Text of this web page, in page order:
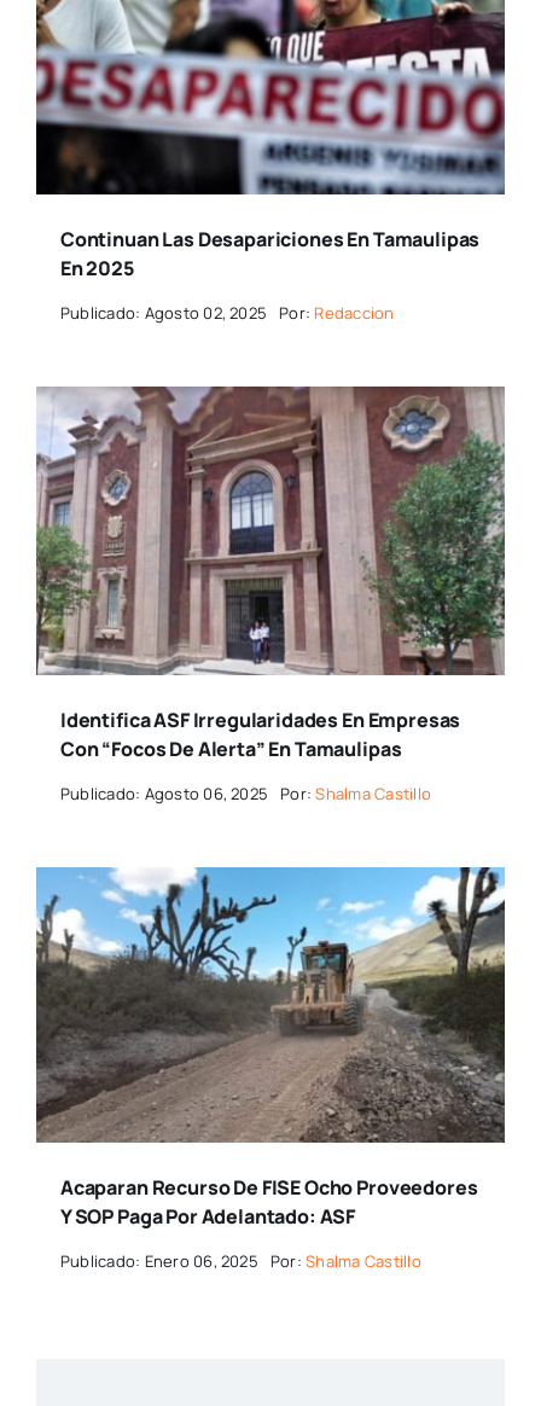
Continuan Las Desapariciones En Tamaulipas
En 2025
Publicado: Agosto 02, 2025 Por: Redaccion
Identifica ASF Irregularidades En Empresas
Con “focos De Alerta” En Tamaulipas
Publicado: Agosto 06, 2025 Por:Shalma Castillo
Acaparan Recurso De FISE Ocho Proveedores
Y SOP Paga Por Adelantado: ASF
Publicado: Enero 06, 2025 Por:Shalma Castillo